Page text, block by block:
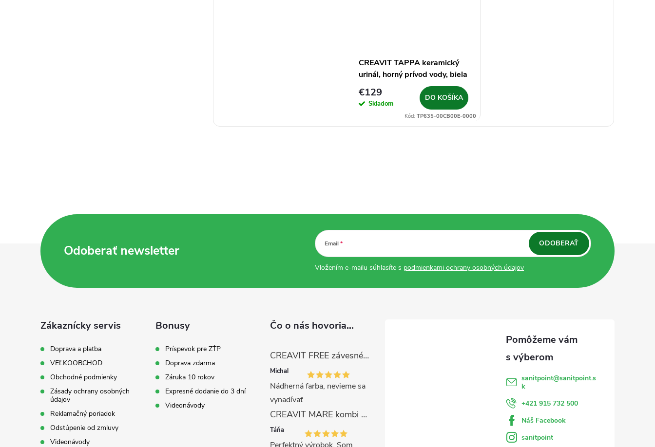
CREAVIT TAPPA keramický
urinál, horný prívod vody, biela
€129
Skladom
DO KOŠÍKA
Kód: TP635-00CB00E-0000
Odoberať newsletter Email
Vložením e-mailu súhlasíte s podmienkami ochrany osobných údajov
ODOBERAŤ
Zákaznícky servis
Doprava a platba
VEĽKOOBCHOD
Obchodné podmienky
Zásady ochrany osobných
údajov
Reklamačný poriadok
Odstúpenie od zmluvy
Videonávody
Bonusy
Príspevok pre ZŤP
Doprava zdarma
Záruka 10 rokov
Expresné dodanie do 3 dní
Videonávody
Čo o nás hovoria...
CREAVIT FREE závesné WC, rimless, capuccino
Michal
Nádherná farba, nevieme sa
vynadívať
CREAVIT MARE kombi WC-set s bidetovou sprškou, rimless, biela
Táňa
sanitpoint@sanitpoint.s
k
+421 915 732 500
Náš Facebook
sanitpoint